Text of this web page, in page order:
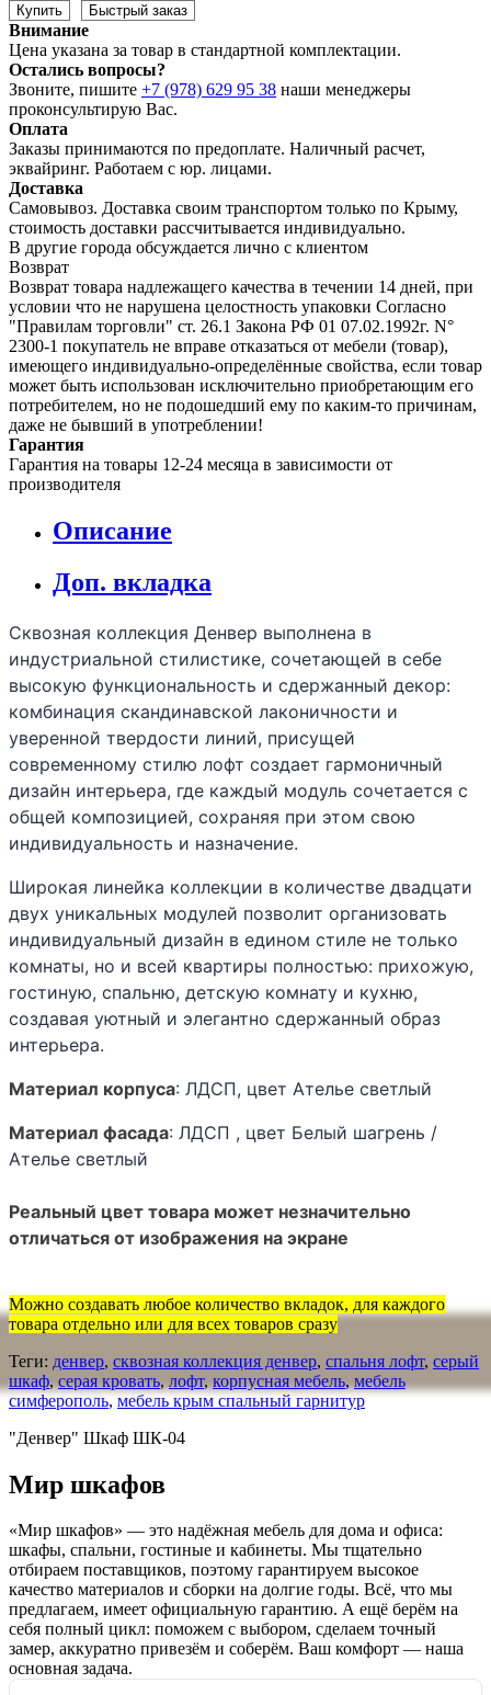
Купить Быстрый заказ
Внимание
Цена указана за товар в стандартной комплектации.
Остались вопросы?
Звоните, пишите +7 (978) 629 95 38 наши менеджеры
проконсультирую Вас.
Оплата
Заказы принимаются по предоплате. Наличный расчет,
эквайринг. Работаем с юр. лицами.
Доставка
Самовывоз. Доставка своим транспортом только по Крыму,
стоимость доставки рассчитывается индивидуально.
В другие города обсуждается лично с клиентом
Возврат
Возврат товара надлежащего качества в течении 14 дней, при
условии что не нарушена целостность упаковки Согласно
"Правилам торговли" ст. 26.1 Закона РФ 01 07.02.1992г. N°
2300-1 покупатель не вправе отказаться от мебели (товар),
имеющего индивидуально-определённые свойства, если товар
может быть использован исключительно приобретающим его
потребителем, но не подошедший eмy по каким-то причинам,
даже не бывший в употреблении!
Гарантия
Гарантия на товары 12-24 месяца в зависимости от
производителя
Описание
Доп. вкладка
Сквозная коллекция Денвер выполнена в
индустриальной стилистике, сочетающей в себе
высокую функциональность и сдержанный декор:
комбинация скандинавской лаконичности и
уверенной твердости линий, присущей
современному стилю лофт создает гармоничный
дизайн интерьера, где каждый модуль сочетается с
общей композицией, сохраняя при этом свою
индивидуальность и назначение.
Широкая линейка коллекции в количестве двадцати
двух уникальных модулей позволит организовать
индивидуальный дизайн в едином стиле не только
комнаты, но и всей квартиры полностью: прихожую,
гостиную, спальню, детскую комнату и кухню,
создавая уютный и элегантно сдержанный образ
интерьера.
Материал корпуса: ЛДСП, цвет Ателье светлый
Материал фасада: ЛДСП , цвет Белый шагрень /
Ателье светлый
Реальный цвет товара может незначительно
отличаться от изображения на экране
Можно создавать любое количество вкладок, для каждого
товара отдельно или для всех товаров сразу
Теги: денвер, сквозная коллекция денвер, спальня лофт, серый
шкаф, серая кровать, лофт, корпусная мебель, мебель
симферополь, мебель крым спальный гарнитур
"Денвер" Шкаф ШК-04
Мир шкафов
«Мир шкафов» — это надёжная мебель для дома и офиса:
шкафы, спальни, гостиные и кабинеты. Мы тщательно
отбираем поставщиков, поэтому гарантируем высокое
качество материалов и сборки на долгие годы. Всё, что мы
предлагаем, имеет официальную гарантию. А ещё берём на
себя полный цикл: поможем с выбором, сделаем точный
замер, аккуратно привезём и соберём. Ваш комфорт — наша
основная задача.